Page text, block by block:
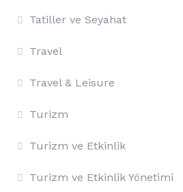
Tatiller ve Seyahat
Travel
Travel & Leisure
Turizm
Turizm ve Etkinlik
Turizm ve Etkinlik Yönetimi